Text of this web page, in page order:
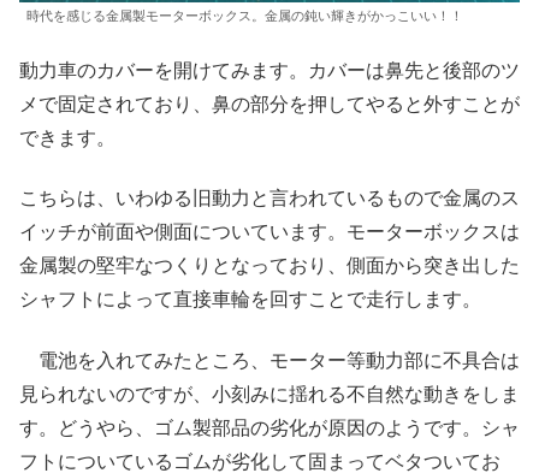
時代を感じる金属製モーターボックス。金属の鈍い輝きがかっこいい！！
動力車のカバーを開けてみます。カバーは鼻先と後部のツ
メで固定されており、鼻の部分を押してやると外すことが
できます。
こちらは、いわゆる旧動力と言われているもので金属のス
イッチが前面や側面についています。モーターボックスは
金属製の堅牢なつくりとなっており、側面から突き出した
シャフトによって直接車輪を回すことで走行します。
電池を入れてみたところ、モーター等動力部に不具合は
見られないのですが、小刻みに揺れる不自然な動きをしま
す。どうやら、ゴム製部品の劣化が原因のようです。シャ
フトについているゴムが劣化して固まってベタついてお